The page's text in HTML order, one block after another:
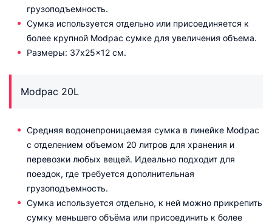
грузоподъемность.
Сумка используется отдельно или присоединяется к
более крупной Modpac сумке для увеличения объема.
Размеры: 37x25x12 см.
Modpac 20L
Cредняя водонепроницаемая сумка в линейке Modpac
с отделением объемом 20 литров для хранения и
перевозки любых вещей. Идеально подходит для
поездок, где требуется дополнительная
грузоподъемность.
Сумка используется отдельно, к ней можно прикрепить
сумку меньшего объёма или присоединить к более